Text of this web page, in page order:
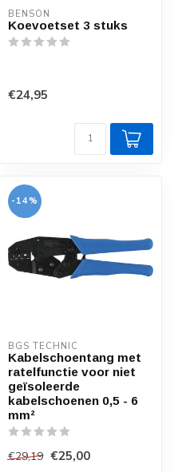
BENSON
Koevoetset 3 stuks
€24,95
-14%
BGS TECHNIC
Kabelschoentang met
ratelfunctie voor niet
geïsoleerde
kabelschoenen 0,5 - 6
mm²
€29,19 €25,00